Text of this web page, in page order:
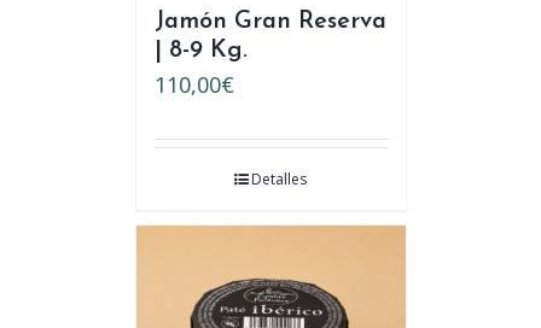
Jamón Gran Reserva
| 8-9 Kg.
110,00€
Detalles